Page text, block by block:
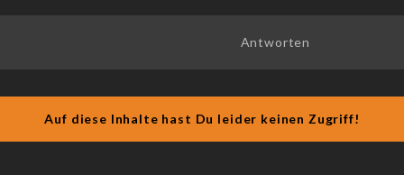
Antworten
Auf diese Inhalte hast Du leider keinen Zugriff!